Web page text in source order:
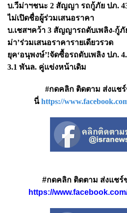
บ.วีม่าฯชนะ 2 สัญญา รถกู้ภัย ปภ.
ไม่เปิดชื่อผู้ร่วมเสนอราคา
บ.เชสฯคว้า 3 สัญญารถดับเพลิง-กู้ภัย
ม่า’ร่วมเสนอราคารายเดียวรวด
ยุค‘อนุพงษ์’!จัดซื้อรถดับเพลิง ปภ.
3.1 พันล. คู่แข่งหน้าเดิม
#กดคลิก ติดตาม ส่งแช
นี่ https://
#กดคลิก ติดตาม ส่งแชร์
https://